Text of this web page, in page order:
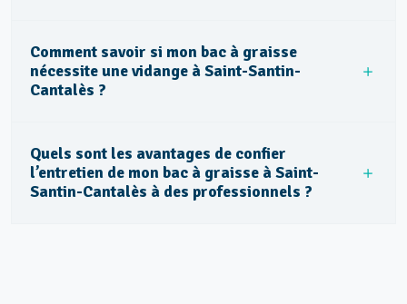
Comment savoir si mon bac à graisse
nécessite une vidange à Saint-Santin-
Cantalès ?
Quels sont les avantages de confier
l’entretien de mon bac à graisse à Saint-
Santin-Cantalès à des professionnels ?